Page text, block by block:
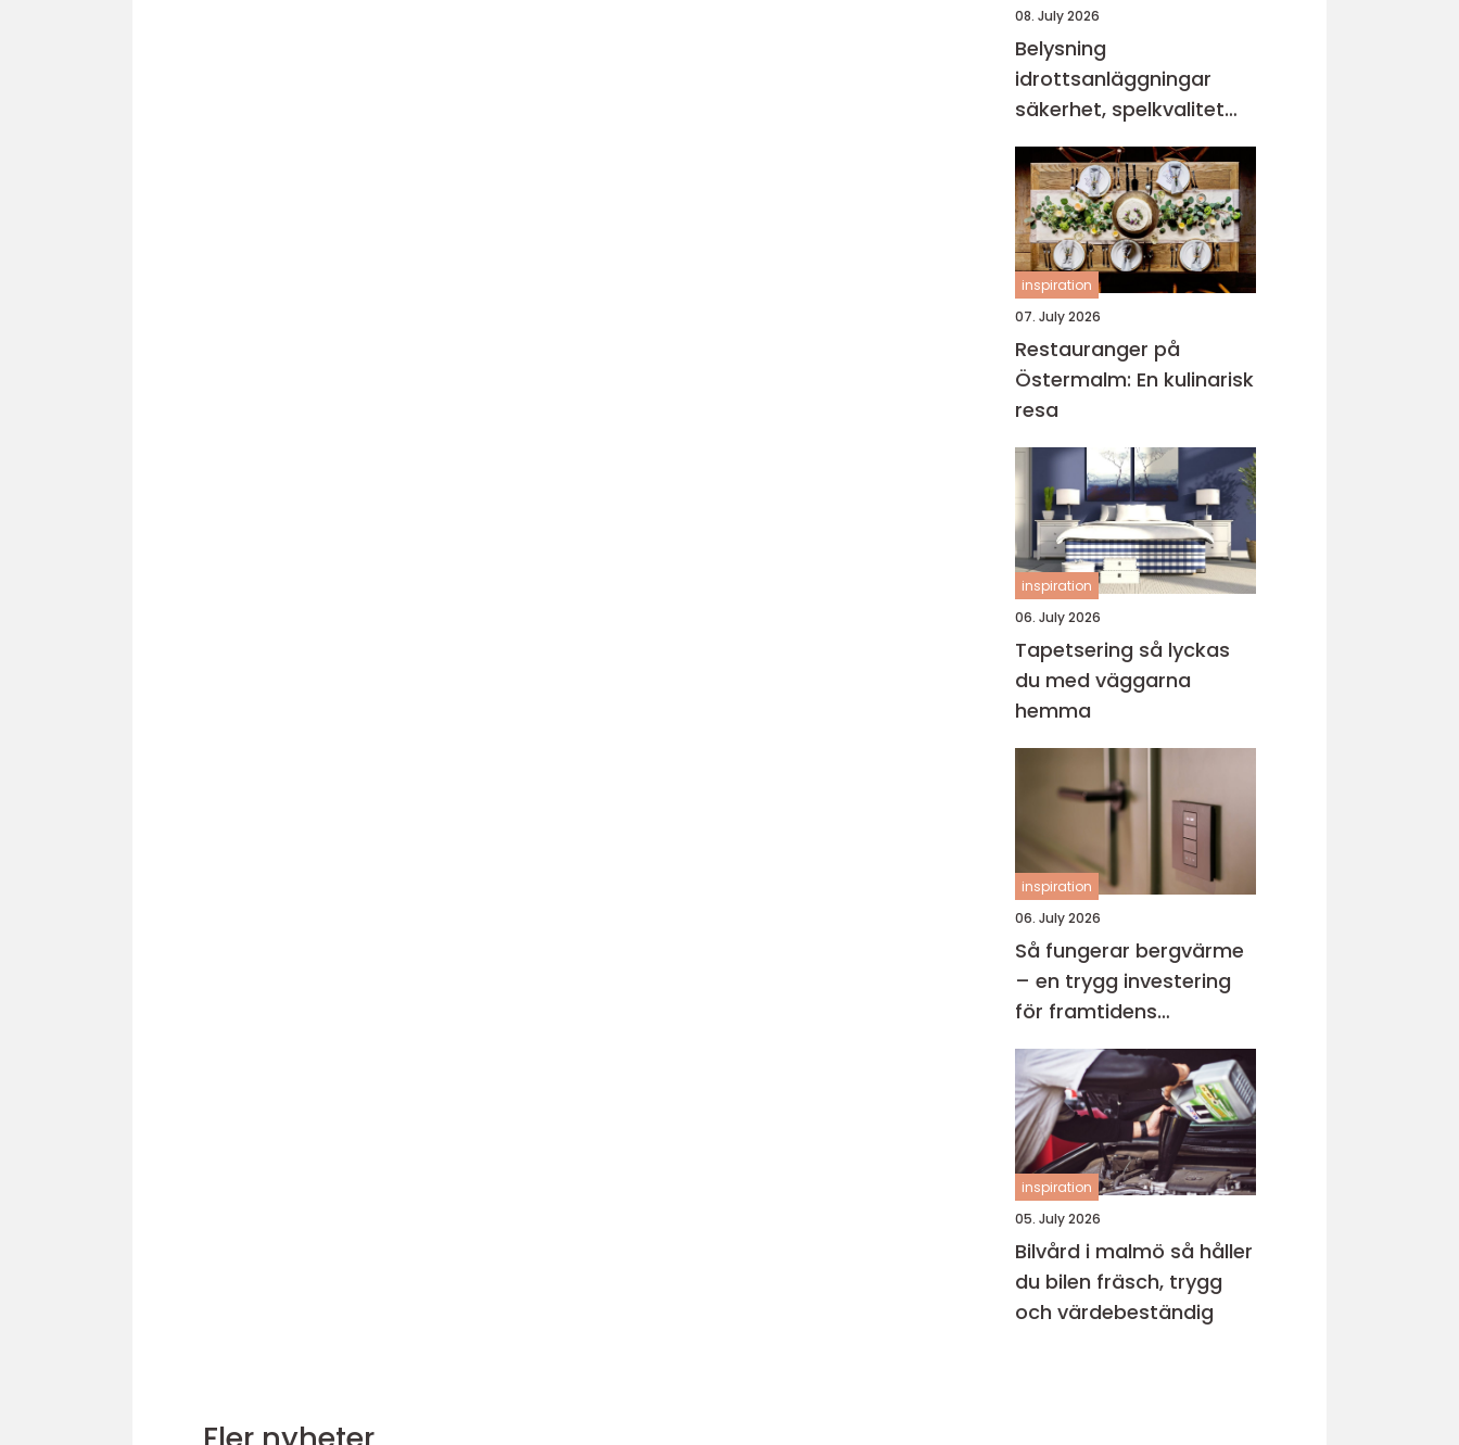
08. July 2026
Belysning
idrottsanläggningar
säkerhet, spelkvalitet
och lägre kostnader
inspiration
07. July 2026
Restauranger på
Östermalm: En kulinarisk
resa
inspiration
06. July 2026
Tapetsering så lyckas
du med väggarna
hemma
inspiration
06. July 2026
Så fungerar bergvärme
– en trygg investering
för framtidens
uppvärmning
inspiration
05. July 2026
Bilvård i malmö så håller
du bilen fräsch, trygg
och värdebeständig